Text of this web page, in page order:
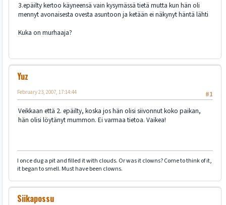
3.epäilty kertoo käyneensä vain kysymässä tietä mutta kun hän oli
mennyt avonaisesta ovesta asuntoon ja ketään ei näkynyt häntä lähti
Kuka on murhaaja?
Yuz
#1
February 23, 2007, 17:14:44
Veikkaan että 2. epäilty, koska jos hän olisi siivonnut koko paikan,
hän olisi löytänyt mummon. Ei varmaa tietoa. Vaikea!
I once dug a pit and filled it with clouds. Or was it clowns? Come to think of it,
it began to smell. Must have been clowns.
Siikapossu